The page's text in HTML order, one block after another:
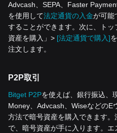
Advcash、SEPA、Faster
を使用して法定通貨の入金が可能
することができます。次に、ト
資産を‌購入」> [法定通貨で購入]
注文します。
P2P取引
Bitget P2Pを使えば、銀行振込、
Money、Advcash、WiseなどのE
方法で暗号資産を購入できます
で、暗号資産が手に入ります。